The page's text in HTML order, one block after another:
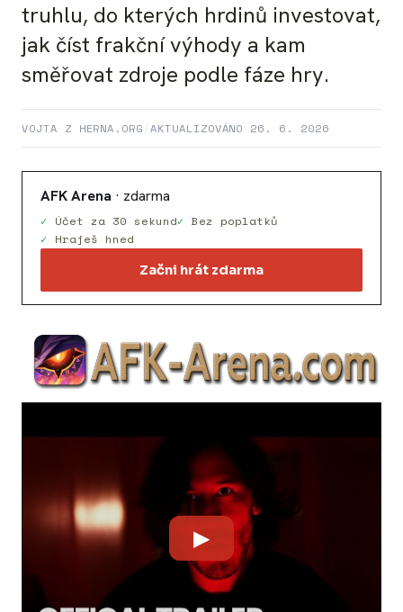
truhlu, do kterých hrdinů investovat,
jak číst frakční výhody a kam
směřovat zdroje podle fáze hry.
VOJTA Z HERNA.ORG /AKTUALIZOVÁNO 26. 6. 2026
AFK Arena · zdarma
Účet za 30 sekund
Bez poplatků
Hraješ hned
Začni hrát zdarma
▶